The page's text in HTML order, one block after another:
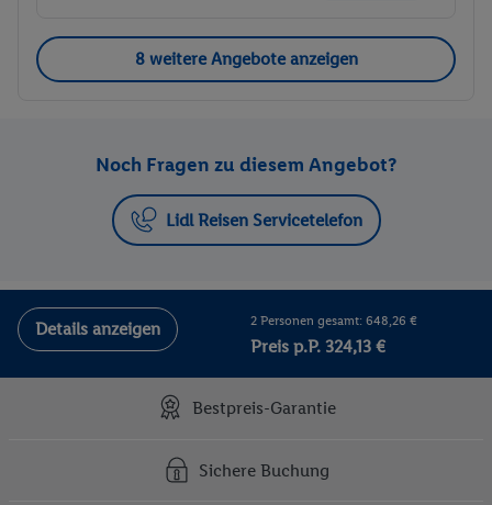
8 weitere Angebote anzeigen
Noch Fragen zu diesem Angebot?
Lidl Reisen Servicetelefon
Details anzeigen 2 Personen gesamt: 648,26 €
Preis p.P. 324,13 €
Bestpreis-Garantie
Sichere Buchung